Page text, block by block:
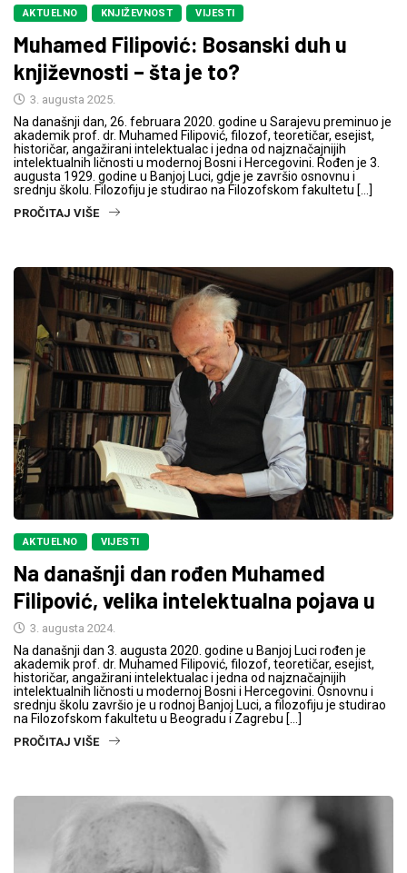
AKTUELNO KNJIŽEVNOST VIJESTI
Muhamed Filipović: Bosanski duh u
književnosti – šta je to?
3. augusta 2025.
Na današnji dan, 26. februara 2020. godine u Sarajevu preminuo je
akademik prof. dr. Muhamed Filipović, filozof, teoretičar, esejist,
historičar, angažirani intelektualac i jedna od najznačajnijih
intelektualnih ličnosti u modernoj Bosni i Hercegovini. Rođen je 3.
augusta 1929. godine u Banjoj Luci, gdje je završio osnovnu i
srednju školu. Filozofiju je studirao na Filozofskom fakultetu […]
PROČITAJ VIŠE
AKTUELNO VIJESTI
Na današnji dan rođen Muhamed
Filipović, velika intelektualna pojava u
3. augusta 2024.
Na današnji dan 3. augusta 2020. godine u Banjoj Luci rođen je
akademik prof. dr. Muhamed Filipović, filozof, teoretičar, esejist,
historičar, angažirani intelektualac i jedna od najznačajnijih
intelektualnih ličnosti u modernoj Bosni i Hercegovini. Osnovnu i
srednju školu završio je u rodnoj Banjoj Luci, a filozofiju je studirao
na Filozofskom fakultetu u Beogradu i Zagrebu […]
PROČITAJ VIŠE